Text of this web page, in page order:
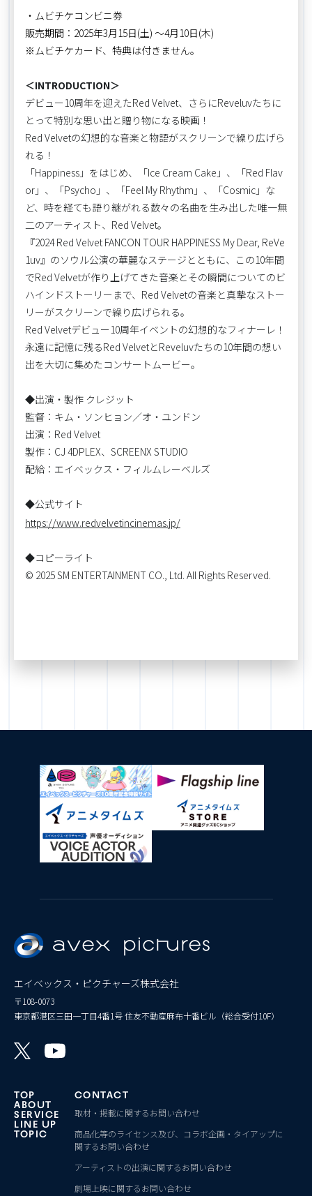
・ムビチケコンビニ券
販売期間：2025年3月15日(土) ～4月10日(木)
※ムビチケカード、特典は付きません。
＜INTRODUCTION＞
デビュー10周年を迎えたRed Velvet、さらにReveluvたちに
とって特別な思い出と贈り物になる映画！
Red Velvetの幻想的な音楽と物語がスクリーンで繰り広げら
れる！
「Happiness」をはじめ、「Ice Cream Cake」、「Red Flav
or」、「Psycho」、「Feel My Rhythm」、「Cosmic」な
ど、時を経ても語り継がれる数々の名曲を生み出した唯一無
二のアーティスト、Red Velvet。
『2024 Red Velvet FANCON TOUR HAPPINESS My Dear, ReVe
1uv』のソウル公演の華麗なステージとともに、この10年間
でRed Velvetが作り上げてきた音楽とその瞬間についてのビ
ハインドストーリーまで、Red Velvetの音楽と真摯なストー
リーがスクリーンで繰り広げられる。
Red Velvetデビュー10周年イベントの幻想的なフィナーレ！
永遠に記憶に残るRed VelvetとReveluvたちの10年間の想い
出を大切に集めたコンサートムービー。
◆出演・製作 クレジット
監督：キム・ソンヒョン／オ・ユンドン
出演：Red Velvet
製作：CJ 4DPLEX、SCREENX STUDIO
配給：エイベックス・フィルムレーベルズ
◆公式サイト
https://www.redvelvetincinemas.jp/
◆コピーライト
© 2025 SM ENTERTAINMENT CO., Ltd. All Rights Reserved.
エイベックス・ピクチャーズ株式会社
〒108-0073
東京都港区三田一丁目4番1号 住友不動産麻布十番ビル（総合受付10F）
TOP
ABOUT
SERVICE
LINE UP
TOPIC
CONTACT
取材・掲載に関するお問い合わせ
商品化等のライセンス及び、コラボ企画・タイアップに
関するお問い合わせ
アーティストの出演に関するお問い合わせ
劇場上映に関するお問い合わせ